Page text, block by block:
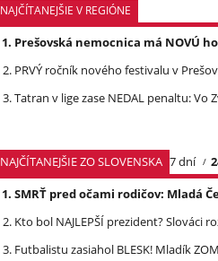
NAJČÍTANEJŠIE V REGIÓNE
Prešovská nemocnica má NOVÚ
PRVÝ ročník nového festivalu v
Tatran v lige zase NEDAL penaltu:
NAJČÍTANEJŠIE ZO SLOVENSKA 7 dní
SMRŤ pred očami rodičov: Mladá
Kto bol NAJLEPŠÍ prezident? Slováci
Futbalistu zasiahol BLESK! Mladík